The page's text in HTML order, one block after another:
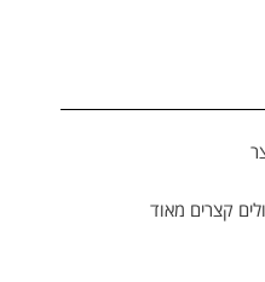
קצרים מאוד